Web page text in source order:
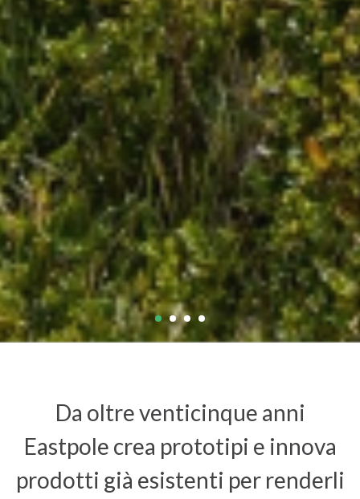
Da oltre venticinque anni
Eastpole crea prototipi e innova
prodotti già esistenti per renderli